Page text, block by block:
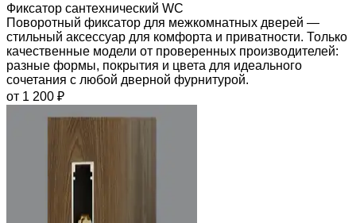
Фиксатор сантехнический WC
Поворотный фиксатор для межкомнатных дверей —
стильный аксессуар для комфорта и приватности. Только
качественные модели от проверенных производителей:
разные формы, покрытия и цвета для идеального
сочетания с любой дверной фурнитурой.
от 1 200 ₽